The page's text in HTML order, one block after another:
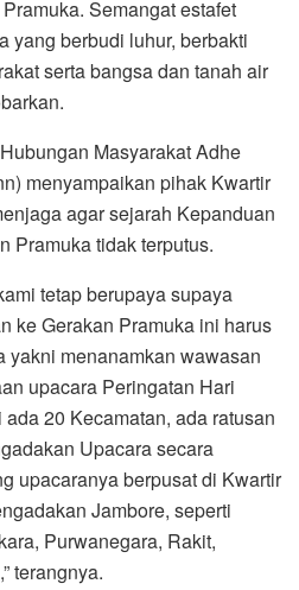
Semangat estafet
yang berbudi luhur, berbakti
serta bangsa dan tanah air
Masyarakat Adhe
menyampaikan pihak Kwartir
agar sejarah Kepanduan
Pramuka tidak terputus.
tetap berupaya supaya
ke Gerakan Pramuka ini harus
yakni menanamkan wawasan
upacara Peringatan Hari
20 Kecamatan, ada ratusan
Upacara secara
upacaranya berpusat di Kwartir
Jambore, seperti
Purwanegara, Rakit,
terangnya.